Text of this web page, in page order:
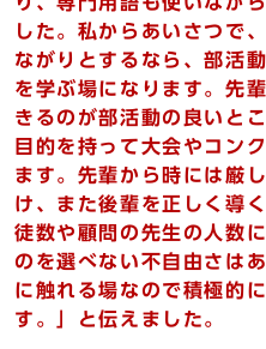
した。私からあいさつで
ながりとするなら、部活
を学ぶ場になります。先
きるのが部活動の良いと
目的を持って大会やコン
ます。先輩から時には厳
け、また後輩を正しく導
徒数や顧問の先生の人数
のを選べない不自由さは
に触れる場なので積極的
す。」と伝えました。